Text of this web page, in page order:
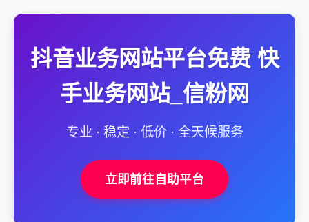
抖音业务网站平台免费 快
手业务网站_信粉网
专业 · 稳定 · 低价 · 全天候服务
立即前往自助平台